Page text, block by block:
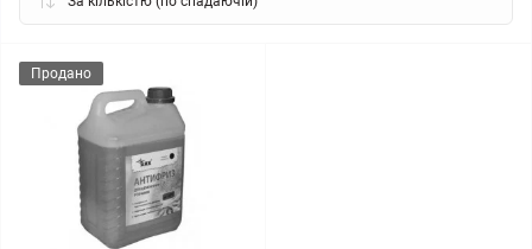
Продано